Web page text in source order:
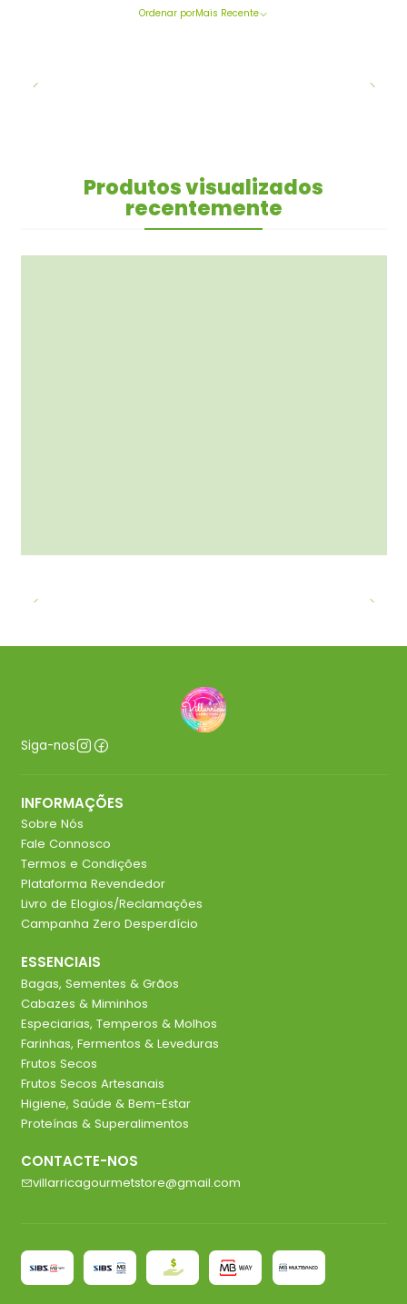
Ordenar porMais Recente
Produtos visualizados
recentemente
Siga-nos
INFORMAÇÕES
Sobre Nós
Fale Connosco
Termos e Condições
Plataforma Revendedor
Livro de Elogios/Reclamações
Campanha Zero Desperdício
ESSENCIAIS
Bagas, Sementes & Grãos
Cabazes & Miminhos
Especiarias, Temperos & Molhos
Farinhas, Fermentos & Leveduras
Frutos Secos
Frutos Secos Artesanais
Higiene, Saúde & Bem-Estar
Proteínas & Superalimentos
CONTACTE-NOS
villarricagourmetstore@gmail.com